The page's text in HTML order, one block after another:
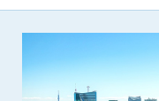
第5条（IDおよびパス
1. 会員は申込の際に管
用および管理につい
2. 会員は、自己のIDお
その他形態を問わず